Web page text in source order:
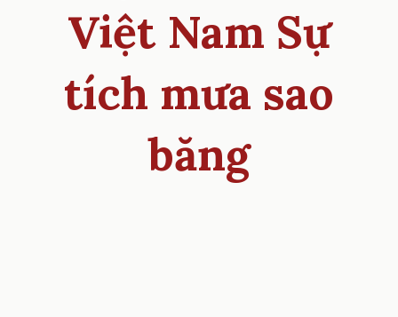
Việt Nam Sự
tích mưa sao
băng